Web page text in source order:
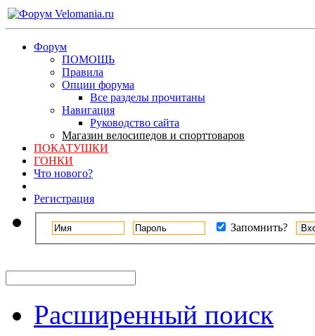
Форум
ПОМОЩЬ
Правила
Опции форума
Все разделы прочитаны
Навигация
Руководство сайта
Магазин велосипедов и спорттоваров
ПОКАТУШКИ
ГОНКИ
Что нового?
Регистрация
Запомнить?
Расширенный поиск